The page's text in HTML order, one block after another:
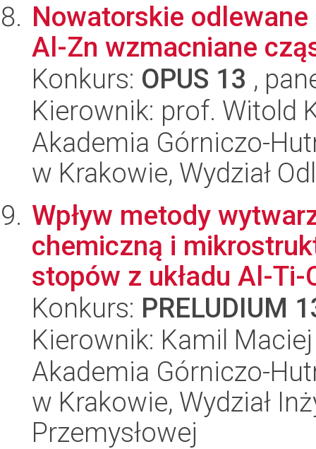
Nowatorskie
Al-Zn wzmacniane
Konkurs: OPUS 13 ,
Kierownik: prof. Witold
Akademia Górniczo-
w Krakowie, Wydział
Wpływ metody
chemiczną i
stopów z układu Al-Ti-
Konkurs: PRELUDIUM
Kierownik: Kamil
Akademia Górniczo-
w Krakowie, Wydział
Przemysłowej